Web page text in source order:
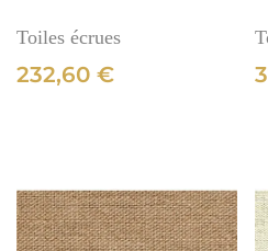
Toiles écrues
232,60 €